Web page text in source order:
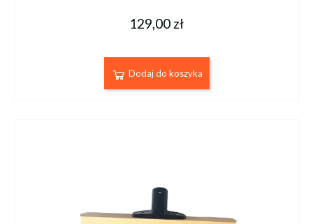
129,00 zł
Dodaj do koszyka